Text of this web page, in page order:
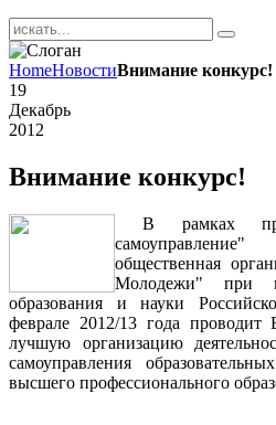
HomeНовостиВнимание конкурс!
19
Декабрь
2012
Внимание конкурс!
В рамках
общественная
Молодежи" при
образования и науки
феврале 2012/13 года проводит
лучшую организацию
самоуправления
высшего профессионального